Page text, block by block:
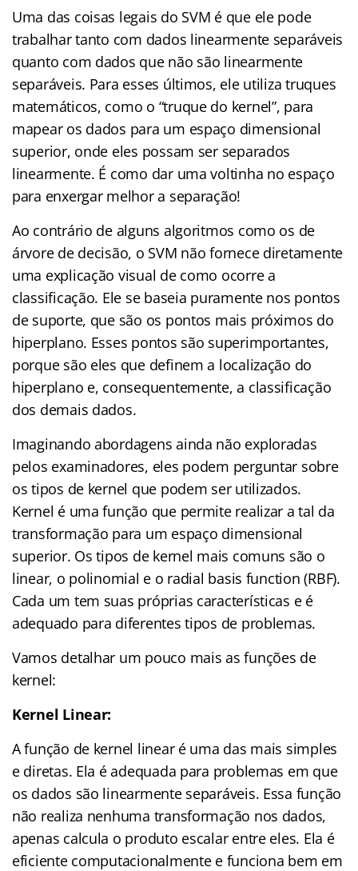
Uma das coisas legais do SVM é que ele pode
trabalhar tanto com dados linearmente separáveis
quanto com dados que não são linearmente
separáveis. Para esses últimos, ele utiliza truques
matemáticos, como o “truque do kernel”, para
mapear os dados para um espaço dimensional
superior, onde eles possam ser separados
linearmente. É como dar uma voltinha no espaço
para enxergar melhor a separação!
Ao contrário de alguns algoritmos como os de
árvore de decisão, o SVM não fornece diretamente
uma explicação visual de como ocorre a
classificação. Ele se baseia puramente nos pontos
de suporte, que são os pontos mais próximos do
hiperplano. Esses pontos são superimportantes,
porque são eles que definem a localização do
hiperplano e, consequentemente, a classificação
dos demais dados.
Imaginando abordagens ainda não exploradas
pelos examinadores, eles podem perguntar sobre
os tipos de kernel que podem ser utilizados.
Kernel é uma função que permite realizar a tal da
transformação para um espaço dimensional
superior. Os tipos de kernel mais comuns são o
linear, o polinomial e o radial basis function (RBF).
Cada um tem suas próprias características e é
adequado para diferentes tipos de problemas.
Vamos detalhar um pouco mais as funções de
kernel:
Kernel Linear:
A função de kernel linear é uma das mais simples
e diretas. Ela é adequada para problemas em que
os dados são linearmente separáveis. Essa função
não realiza nenhuma transformação nos dados,
apenas calcula o produto escalar entre eles. Ela é
eficiente computacionalmente e funciona bem em